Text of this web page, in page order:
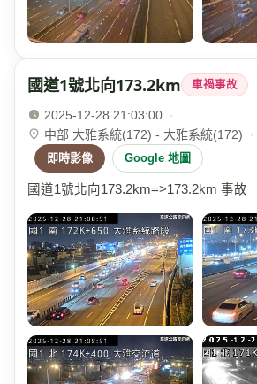
國道1號北向173.2km 車禍事故
2025-12-28 21:03:00
·
中部 大雅系統(172) - 大雅系統(172)
·
即時影像 Google 地圖
國道1號北向173.2km=>173.2km 事故